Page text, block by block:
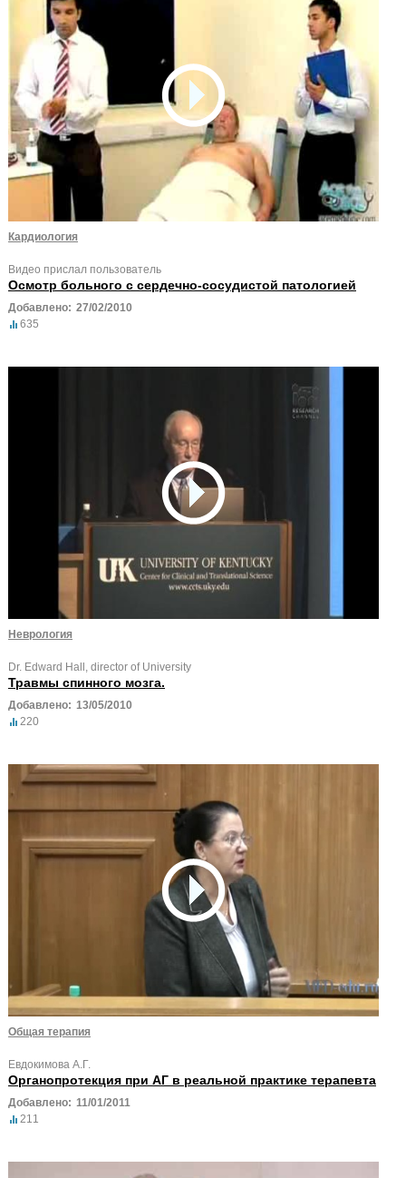
Кардиология
Видео прислал пользователь
Осмотр больного с сердечно-сосудистой патологией
Добавлено: 27/02/2010
635
Неврология
Dr. Edward Hall, director of University
Травмы спинного мозга.
Добавлено: 13/05/2010
220
Общая терапия
Евдокимова А.Г.
Органопротекция при АГ в реальной практике терапевта
Добавлено: 11/01/2011
211